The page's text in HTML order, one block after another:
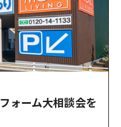
ォーム大相談会を